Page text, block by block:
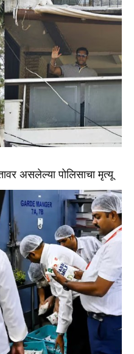
असलेल्या पोलिसाचा मृत्यू